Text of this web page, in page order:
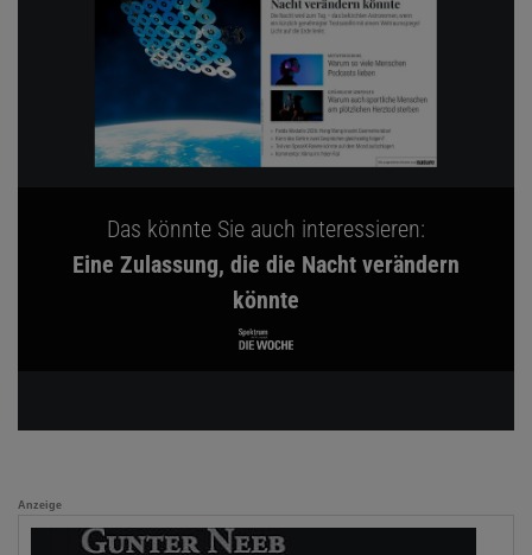
Das könnte Sie auch interessieren:
Eine Zulassung, die die Nacht verändern
könnte
Anzeige